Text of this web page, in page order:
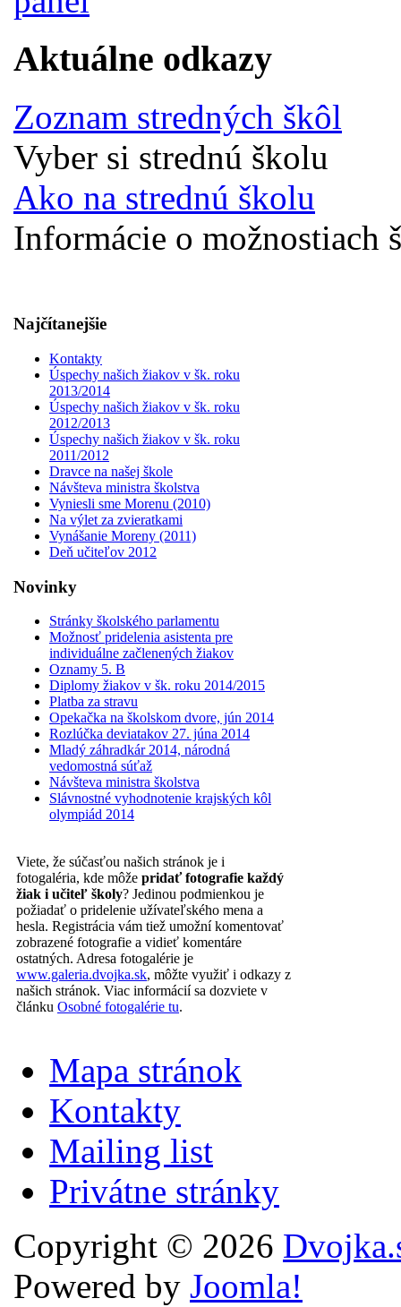
Aktuálne odkazy
Zoznam stredných škôl
Vyber si strednú školu
Ako na strednú školu
Informácie o možnostiach
Najčítanejšie
Kontakty
Úspechy našich žiakov v šk. roku
2013/2014
Úspechy našich žiakov v šk. roku
2012/2013
Úspechy našich žiakov v šk. roku
2011/2012
Dravce na našej škole
Návšteva ministra školstva
Vyniesli sme Morenu (2010)
Na výlet za zvieratkami
Vynášanie Moreny (2011)
Deň učiteľov 2012
Novinky
Stránky školského parlamentu
Možnosť pridelenia asistenta pre
individuálne začlenených žiakov
Oznamy 5. B
Diplomy žiakov v šk. roku 2014/2015
Platba za stravu
Opekačka na školskom dvore, jún 2014
Rozlúčka deviatakov 27. júna 2014
Mladý záhradkár 2014, národná
vedomostná súťaž
Návšteva ministra školstva
Slávnostné vyhodnotenie krajských kôl
olympiád 2014
Viete, že súčasťou našich stránok je i
fotogaléria, kde môže pridať fotografie každý
žiak i učiteľ školy? Jedinou podmienkou je
požiadať o pridelenie užívateľského mena a
hesla. Registrácia vám tiež umožní komentovať
zobrazené fotografie a vidieť komentáre
ostatných. Adresa fotogalérie je
www.galeria.dvojka.sk, môžte využiť i odkazy z
našich stránok. Viac informácií sa dozviete v
článku Osobné fotogalérie tu.
Mapa stránok
Kontakty
Mailing list
Privátne stránky
Copyright © 2026
Powered by Joomla!